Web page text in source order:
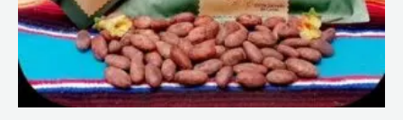
la
página
de
producto